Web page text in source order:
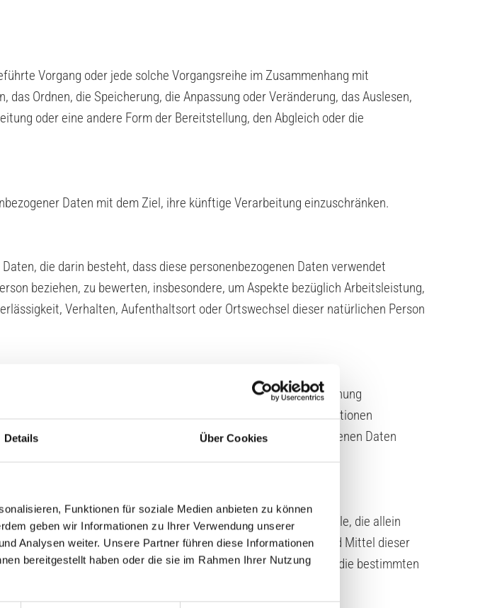
Details Über Cookies
Funktionen für soziale Medien anbieten zu können
geben wir Informationen zu Ihrer Verwendung unserer
Analysen weiter. Unsere Partner führen diese Informationen
bereitgestellt haben oder die sie im Rahmen Ihrer Nutzung
Vorgang oder jede solche Vorgangsreihe im Zusammenhang mit
Ordnen, die Speicherung, die Anpassung oder Veränderung, das Auslesen,
oder eine andere Form der Bereitstellung, den Abgleich oder die
Daten mit dem Ziel, ihre künftige Verarbeitung einzuschränken.
die darin besteht, dass diese personenbezogenen Daten verwendet
beziehen, zu bewerten, insbesondere, um Aspekte bezüglich Arbeitsleistung,
Verhalten, Aufenthaltsort oder Ortswechsel dieser natürlichen Person
auf welche die personenbezogenen Daten ohne Hinzuziehung
zugeordnet werden können, sofern diese zusätzlichen Informationen
unterliegen, die gewährleisten, dass die personenbezogenen Daten
werden.
oder juristische Person, Behörde, Einrichtung oder andere Stelle, die allein
personenbezogenen Daten entscheidet. Sind die Zwecke und Mittel dieser
so kann der Verantwortliche beziehungsweise können die bestimmten
vorgesehen werden.